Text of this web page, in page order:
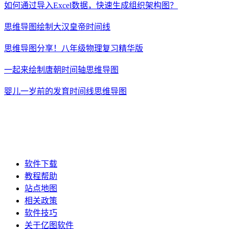
如何通过导入Excel数据，快速生成组织架构图？
思维导图绘制大汉皇帝时间线
思维导图分享！八年级物理复习精华版
一起来绘制唐朝时间轴思维导图
婴儿一岁前的发育时间线思维导图
软件下载
教程帮助
站点地图
相关政策
软件技巧
关于亿图软件